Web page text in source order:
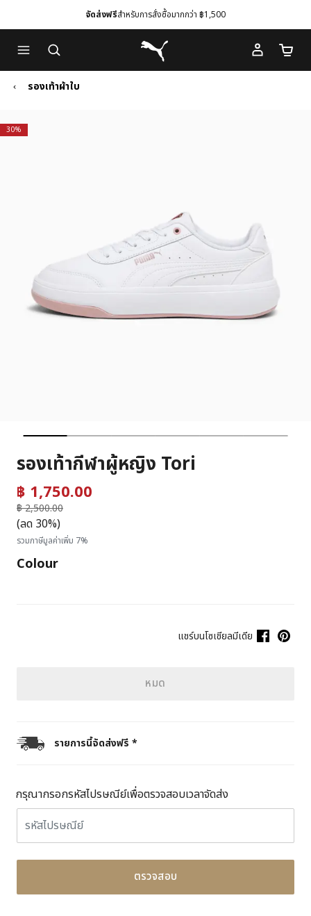
to
Main
content
to
Footer
Content
จัดส่งฟรีสำหรับการสั่งซื้อมากกว่า ฿1,500
Puma โฮม
จำนว
รองเท้าผ้าใบ
30%
รองเท้ากีฬาผู้หญิง Tori
฿ 1,750.00
฿ 2,500.00
ถึง
(ลด 30%)
รวมภาษีมูลค่าเพิ่ม 7%
Colour
แชร์บนโซเชียลมีเดีย
หมด
รายการนี้จัดส่งฟรี *
กรุณากรอกรหัสไปรษณีย์เพื่อตรวจสอบเวลาจัดส่ง
ตรวจสอบ